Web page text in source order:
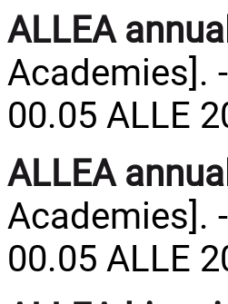
ALLEA
Academies].
00.05 ALLE
ALLEA
Academies].
00.05 ALLE